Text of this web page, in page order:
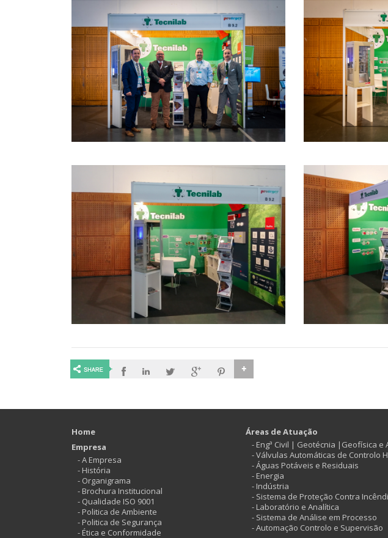
Home
Empresa
- A Empresa
- História
- Organigrama
- Brochura Institucional
- Qualidade ISO 9001
- Politica de Ambiente
- Politica de Segurança
- Ética e Conformidade
Áreas de Atuação
- Engª Civil | Geotécnia |Geofísica e
- Válvulas Automáticas de Controlo
- Águas Potáveis e Residuais
- Energia
- Indústria
- Sistema de Proteção Contra
- Laboratório e Analítica
- Sistema de Análise em Processo
- Automação Controlo e Supervisão